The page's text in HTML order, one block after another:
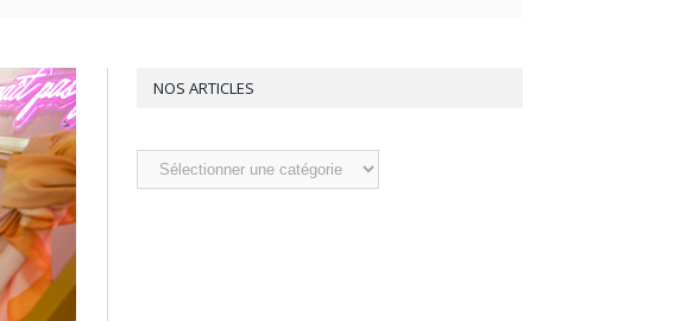
NOS ARTICLES
Nos
articles